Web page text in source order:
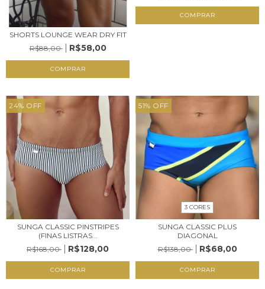
SHORTS LOUNGE WEAR DRY FIT
R$88,00
R$58,00
COMPRAR
COMPRAR
24% OFF
SUNGA CLASSIC PINSTRIPES
(FINAS LISTRAS...
R$168,00
R$128,00
COMPRAR
51% OFF
3 CORES
SUNGA CLASSIC PLUS
DIAGONAL
R$138,00
R$68,00
COMPRAR